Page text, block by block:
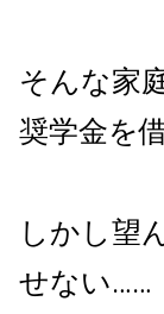
そんな家
奨学金を
しかし望
せない……